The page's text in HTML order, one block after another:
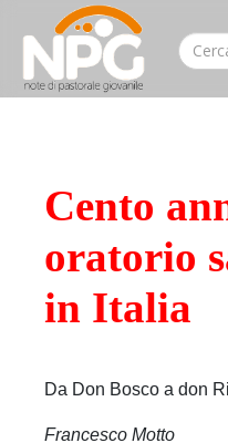
Cento
oratorio
in Italia
Da Don Bosco a don
Francesco Motto